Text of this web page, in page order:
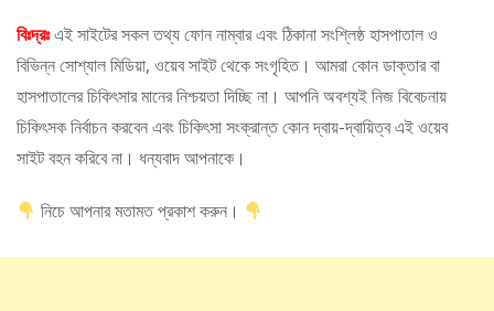
বিঃদ্রঃএই সাইটের সকল তথ্য ফোন নাম্বার এবং ঠিকানা সংশ্লিষ্ঠ হাসপাতাল ও
বিভিন্ন সোশ্যাল মিডিয়া, ওয়েব সাইট থেকে সংগৃহিত। আমরা কোন ডাক্তার বা
হাসপাতালের চিকিৎসার মানের নিশ্চয়তা দিচ্ছি না। আপনি অবশ্যই নিজ বিবেচনায়
চিকিৎসক নির্বাচন করবেন এবং চিকিৎসা সংক্রান্ত কোন দ্বায়-দ্বায়িত্ব এই ওয়েব
সাইট বহন করিবে না। ধন্যবাদ আপনাকে।
নিচে আপনার মতামত প্রকাশ করুন।